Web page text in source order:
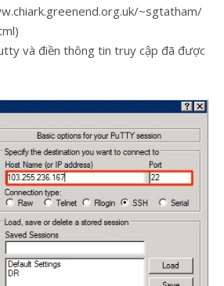
~sgtatham/
và điền thông tin truy cập đã được